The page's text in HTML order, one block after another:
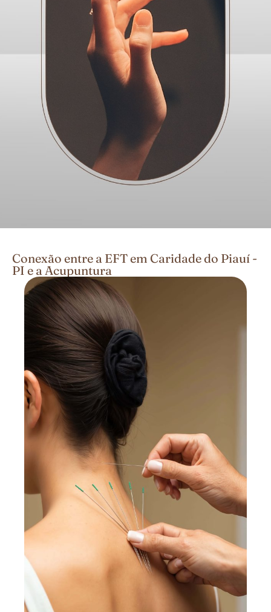
Conexão entre a EFT em Caridade do Piauí -
PI e a Acupuntura